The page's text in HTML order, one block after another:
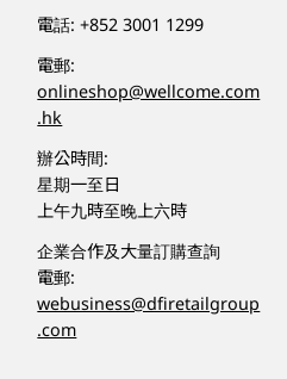
電話:+852 3001 1299
電郵:
onlineshop@wellcome.com
.hk
辦公時間:
星期一至日
上午九時至晚上六時
企業合作及大量訂購查詢
電郵:
webusiness@dfiretailgroup
.com